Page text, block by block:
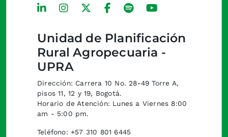
Unidad de Planificación
Rural Agropecuaria -
UPRA
Dirección: Carrera 10 No. 28-49 Torre A,
pisos 11, 12 y 19, Bogotá.
Horario de Atención: Lunes a Viernes 8:00
am - 5:00 pm.
Teléfono: +57 310 801 6445